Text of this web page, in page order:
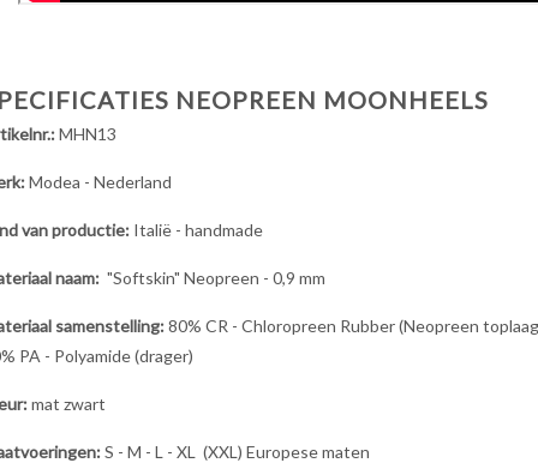
NEOPREEN MOONHEELS
MHN13
Modea - Nederland
van productie: Italië - handmade
naam: "Softskin" Neopreen - 0,9 mm
samenstelling:80% CR - Chloropreen Rubber (Neopreen
PA - Polyamide (drager)
mat zwart
S - M - L - XL (XXL) Europese maten